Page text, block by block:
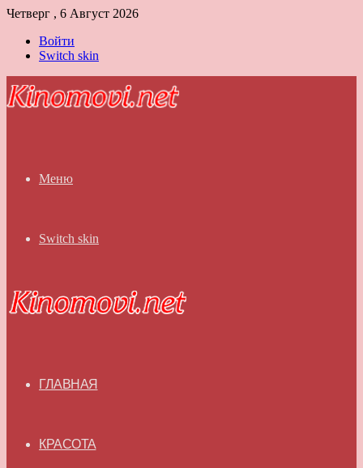
Четверг , 6 Август 2026
Войти
Switch skin
Меню
Switch skin
ГЛАВНАЯ
КРАСОТА